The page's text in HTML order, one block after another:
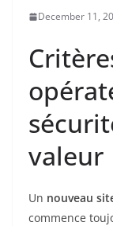
December 11,
valeur
Un nouveau
commence